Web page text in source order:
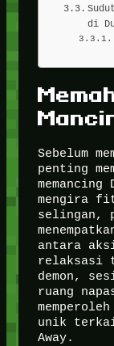
di
Sebelum
penting
mengira
selingan,
antara
relaksasi
demon,
ruang
unik
Away.